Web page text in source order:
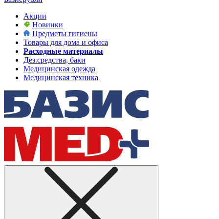
Акции
Новинки
Предметы гигиены
Товары для дома и офиса
Расходные материалы
Дез.средства, баки
Медицинская одежда
Медицинская техника